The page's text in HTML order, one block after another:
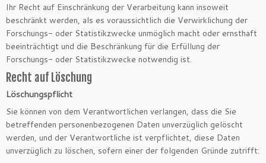
Ihr Recht auf Einschränkung der Verarbeitung kann insoweit
beschränkt werden, als es voraussichtlich die Verwirklichung der
Forschungs- oder Statistikzwecke unmöglich macht oder ernsthaft
beeinträchtigt und die Beschränkung für die Erfüllung der
Forschungs- oder Statistikzwecke notwendig ist.
Recht auf Löschung
Löschungspflicht
Sie können von dem Verantwortlichen verlangen, dass die Sie
betreffenden personenbezogenen Daten unverzüglich gelöscht
werden, und der Verantwortliche ist verpflichtet, diese Daten
unverzüglich zu löschen, sofern einer der folgenden Gründe zutrifft: